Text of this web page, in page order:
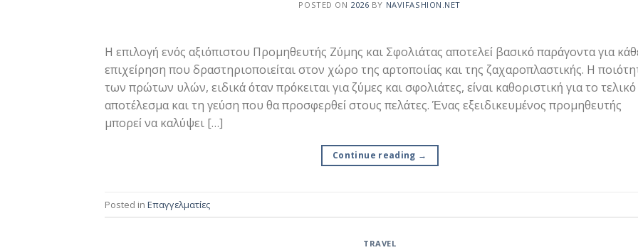
POSTED ON 2026 BY NAVIFASHION.NET
Η επιλογή ενός αξιόπιστου Προμηθευτής Ζύμης και Σφολιάτας αποτελεί βασικό παράγοντα για
επιχείρηση που δραστηριοποιείται στον χώρο της αρτοποιίας και της ζαχαροπλαστικής. Η
των πρώτων υλών, ειδικά όταν πρόκειται για ζύμες και σφολιάτες, είναι καθοριστική για το τελικό
αποτέλεσμα και τη γεύση που θα προσφερθεί στους πελάτες. Ένας εξειδικευμένος προμηθευτής
μπορεί να καλύψει […]
Continue reading →
Posted in Επαγγελματίες
TRAVEL